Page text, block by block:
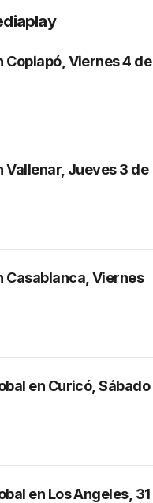
Copiapó, Viernes 4 de
Vallenar, Jueves 3 de
Casablanca, Viernes
en Curicó, Sábado
en Los Angeles, 31